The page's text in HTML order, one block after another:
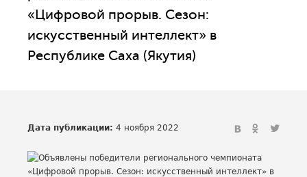
«Цифровой прорыв. Сезон:
искусственный интеллект» в
Республике Саха (Якутия)
Дата публикации: 4 ноября 2022